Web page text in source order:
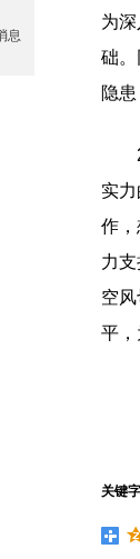
为
础
隐
实
作
力
空
平，
关键